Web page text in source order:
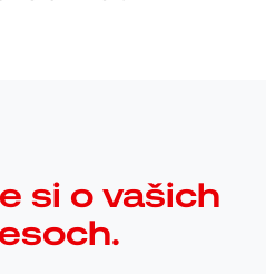
si o vašich